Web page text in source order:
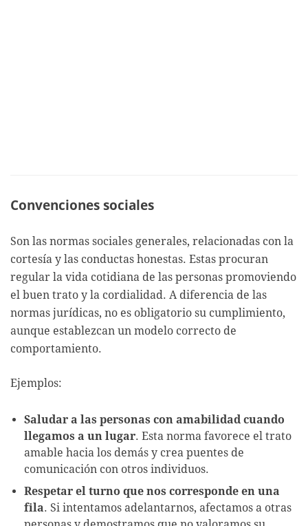
Convenciones sociales
Son las normas sociales generales, relacionadas con la
cortesía y las conductas honestas. Estas procuran
regular la vida cotidiana de las personas promoviendo
el buen trato y la cordialidad. A diferencia de las
normas jurídicas, no es obligatorio su cumplimiento,
aunque establezcan un modelo correcto de
comportamiento.
Ejemplos:
Saludar a las personas con amabilidad cuando
llegamos a un lugar. Esta norma favorece el trato
amable hacia los demás y crea puentes de
comunicación con otros individuos.
Respetar el turno que nos corresponde en una
fila. Si intentamos adelantarnos, afectamos a otras